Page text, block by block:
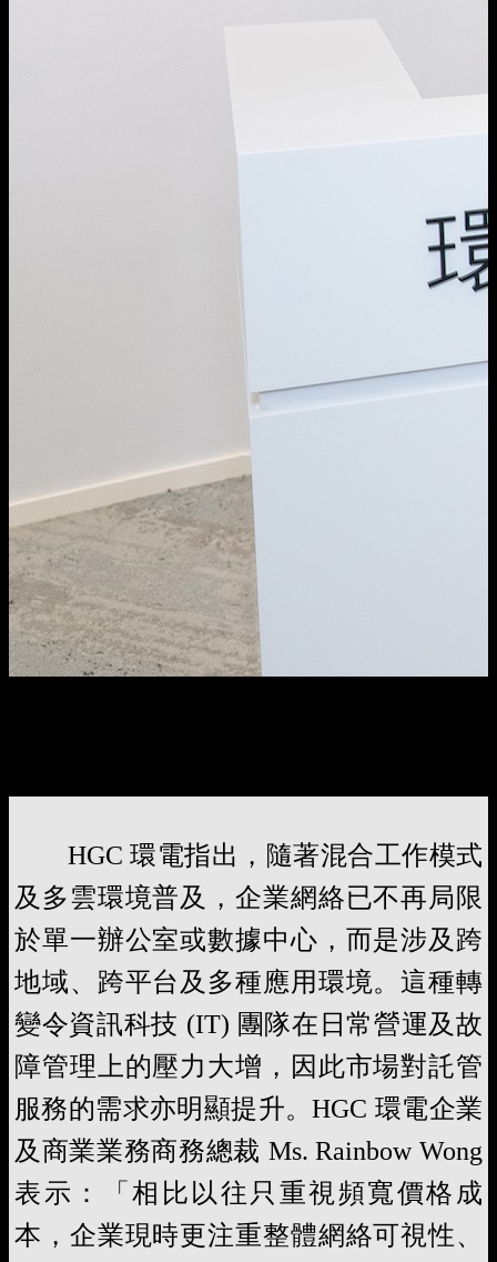
HGC 環電指出，隨著混合工作模式
及多雲環境普及，企業網絡已不再局限
於單一辦公室或數據中心，而是涉及跨
地域、跨平台及多種應用環境。這種轉
變令資訊科技 (IT) 團隊在日常營運及故
障管理上的壓力大增，因此市場對託管
服務的需求亦明顯提升。HGC 環電企業
及商業業務商務總裁 Ms. Rainbow Wong
表示：「相比以往只重視頻寬價格成
本，企業現時更注重整體網絡可視性、